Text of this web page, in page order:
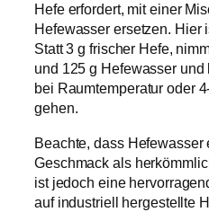
Hefe erfordert, mit einer
Hefewasser ersetzen. Hier
Statt 3 g frischer Hefe,
und 125 g Hefewasser
bei Raumtemperatur oder
gehen.
Beachte, dass
Geschmack als
ist jedoch eine
auf industriell hergestellte